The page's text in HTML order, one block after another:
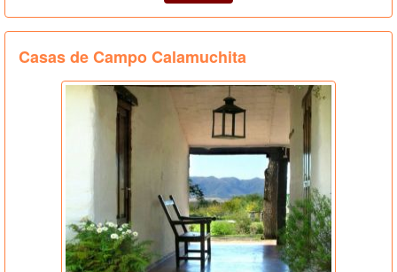
Casas de Campo Calamuchita